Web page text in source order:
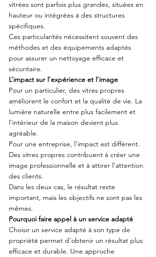
vitrées sont parfois plus grandes, situées en
hauteur ou intégrées à des structures
spécifiques.
Ces particularités nécessitent souvent des
méthodes et des équipements adaptés
pour assurer un nettoyage efficace et
sécuritaire.
L’impact sur l’expérience et l’image
Pour un particulier, des vitres propres
améliorent le confort et la qualité de vie. La
lumière naturelle entre plus facilement et
l’intérieur de la maison devient plus
agréable.
Pour une entreprise, l’impact est différent.
Des vitres propres contribuent à créer une
image professionnelle et à attirer l’attention
des clients.
Dans les deux cas, le résultat reste
important, mais les objectifs ne sont pas les
mêmes.
Pourquoi faire appel à un service adapté
Choisir un service adapté à son type de
propriété permet d’obtenir un résultat plus
efficace et durable. Une approche